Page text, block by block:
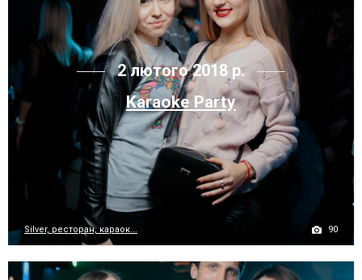
2 лютого 2018 р.
Karaoke Party
Silver, ресторан, караок... 90